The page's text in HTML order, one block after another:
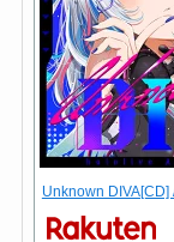
Unknown DIVA[CD]